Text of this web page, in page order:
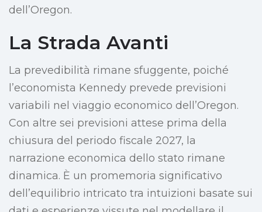
dell’Oregon.
La Strada Avanti
La prevedibilità rimane sfuggente, poiché
l’economista Kennedy prevede previsioni
variabili nel viaggio economico dell’Oregon.
Con altre sei previsioni attese prima della
chiusura del periodo fiscale 2027, la
narrazione economica dello stato rimane
dinamica. È un promemoria significativo
dell’equilibrio intricato tra intuizioni basate sui